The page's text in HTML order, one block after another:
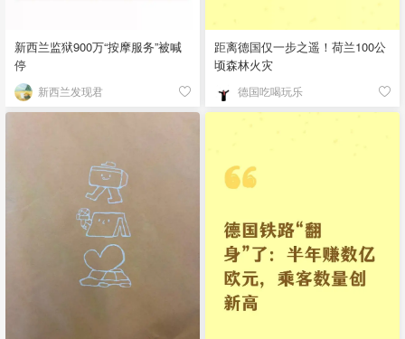
新西兰监狱900万“按摩服务”被喊
停
新西兰发现君
距离德国仅一步之遥！荷兰100公
顷森林火灾
德国吃喝玩乐